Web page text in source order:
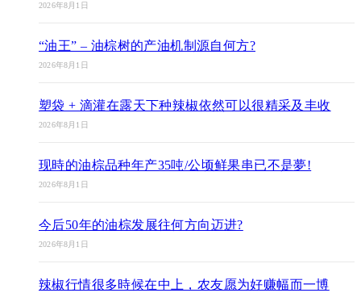
2026年8月1日
“油王” – 油棕树的产油机制源自何方?
2026年8月1日
塑袋 + 滴灌在露天下种辣椒依然可以很精采及丰收
2026年8月1日
现時的油棕品种年产35吨/公顷鲜果串已不是夢!
2026年8月1日
今后50年的油棕发展往何方向迈进?
2026年8月1日
辣椒行情很多時候在中上，农友愿为好赚幅而一博